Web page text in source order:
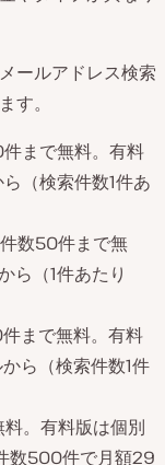
ールアドレス検索
す。
まで無料。有料
（検索件数1件あ
数50件まで無
ら（1件あたり
まで無料。有料
ら（検索件数1件
。有料版は個別
数500件で月額29